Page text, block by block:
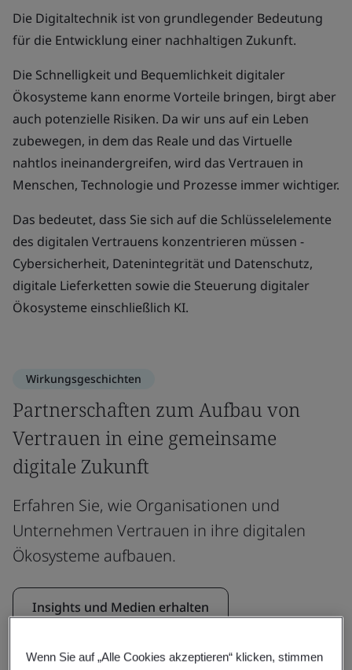
Die Digitaltechnik ist von grundlegender Bedeutung
für die Entwicklung einer nachhaltigen Zukunft.
Die Schnelligkeit und Bequemlichkeit digitaler
Ökosysteme kann enorme Vorteile bringen, birgt aber
auch potenzielle Risiken. Da wir uns auf ein Leben
zubewegen, in dem das Reale und das Virtuelle
nahtlos ineinandergreifen, wird das Vertrauen in
Menschen, Technologie und Prozesse immer wichtiger.
Das bedeutet, dass Sie sich auf die Schlüsselelemente
des digitalen Vertrauens konzentrieren müssen -
Cybersicherheit, Datenintegrität und Datenschutz,
digitale Lieferketten sowie die Steuerung digitaler
Ökosysteme einschließlich KI.
Wirkungsgeschichten
Partnerschaften zum Aufbau von
Vertrauen in eine gemeinsame
digitale Zukunft
Erfahren Sie, wie Organisationen und
Unternehmen Vertrauen in ihre digitalen
Ökosysteme aufbauen.
Insights und Medien erhalten
Wenn Sie auf „Alle Cookies akzeptieren“ klicken, stimmen